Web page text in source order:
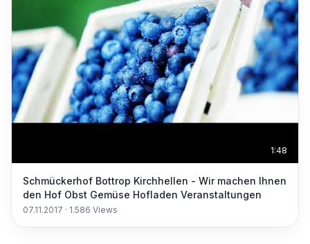
1:48
Schmückerhof Bottrop Kirchhellen - Wir machen Ihnen
den Hof Obst Gemüse Hofladen Veranstaltungen
07.11.2017 · 1.586 Views